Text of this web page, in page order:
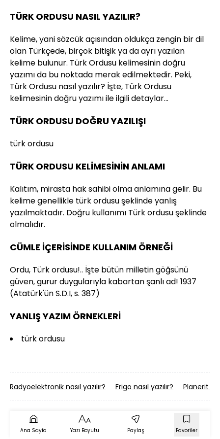
TÜRK ORDUSU NASIL YAZILIR?
Kelime, yani sözcük açısından oldukça zengin bir dil
olan Türkçede, birçok bitişik ya da ayrı yazılan
kelime bulunur. Türk Ordusu kelimesinin doğru
yazımı da bu noktada merak edilmektedir. Peki,
Türk Ordusu nasıl yazılır? İşte, Türk Ordusu
kelimesinin doğru yazımı ile ilgili detaylar…
TÜRK ORDUSU DOĞRU YAZILIŞI
türk ordusu
TÜRK ORDUSU KELİMESİNİN ANLAMI
Kalıtım, mirasta hak sahibi olma anlamına gelir. Bu
kelime genellikle türk ordusu şeklinde yanlış
yazılmaktadır. Doğru kullanımı Türk ordusu şeklinde
olmalıdır.
CÜMLE İÇERİSİNDE KULLANIM ÖRNEĞİ
Ordu, Türk ordusu!.. İşte bütün milletin göğsünü
güven, gurur duygularıyla kabartan şanlı ad! 1937
(Atatürk'ün S.D.I, s. 387)
YANLIŞ YAZIM ÖRNEKLERİ
türk ordusu
Radyoelektronik nasıl yazılır? Frigo nasıl yazılır? Planerit
Ana Sayfa Yazı Boyutu Paylaş Favoriler